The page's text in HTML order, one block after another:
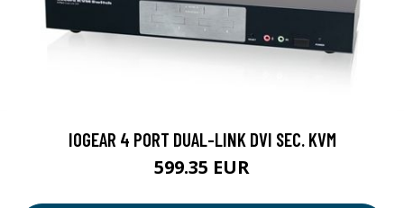
IOGEAR 4 PORT DUAL-LINK DVI SEC. KVM
599.35 EUR